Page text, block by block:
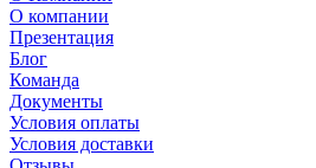
О компании
Презентация
Блог
Команда
Документы
Условия оплаты
Условия доставки